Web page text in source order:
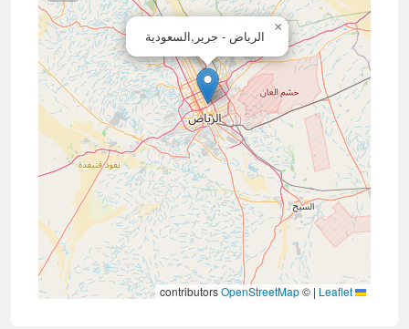
الرياض - جرير,السعودية
×
|
©
OpenStreetMap